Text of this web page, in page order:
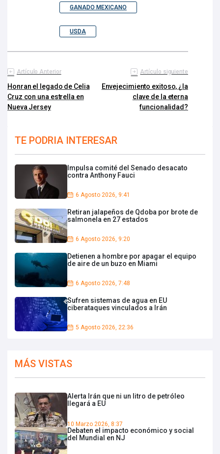
GANADO MEXICANO
USDA
Artículo Anterior
Honran el legado de Celia
Cruz con una estrella en
Nueva Jersey
Artículo siguiente
Envejecimiento exitoso, ¿la
clave de la eterna
funcionalidad?
TE PODRIA INTERESAR
Impulsa comité del Senado desacato
contra Anthony Fauci
6 Agosto 2026, 9:41
Retiran jalapeños de Qdoba por brote de
salmonela en 27 estados
6 Agosto 2026, 9:20
Detienen a hombre por apagar el equipo
de aire de un buzo en Miami
6 Agosto 2026, 7:48
Sufren sistemas de agua en EU
ciberataques vinculados a Irán
5 Agosto 2026, 22:36
MÁS VISTAS
Alerta Irán que ni un litro de petróleo
llegará a EU
10 Marzo 2026, 8:37
Debaten el impacto económico y social
del Mundial en NJ